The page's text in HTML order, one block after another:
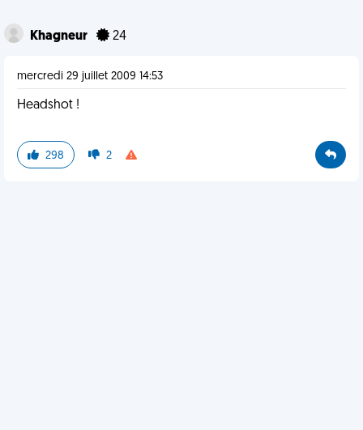
Khagneur 24
mercredi 29 juillet 2009 14:53
Headshot !
298 2